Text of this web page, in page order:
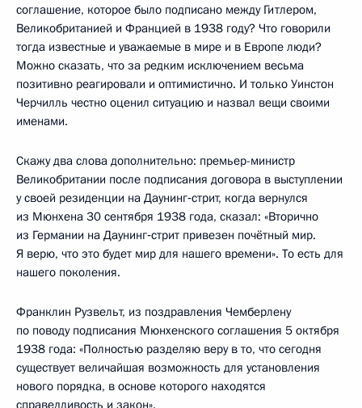
соглашение, которое было подписано между Гитлером,
Великобританией и Францией в 1938 году? Что говорили
тогда известные и уважаемые в мире и в Европе люди?
Можно сказать, что за редким исключением весьма
позитивно реагировали и оптимистично. И только Уинстон
Черчилль честно оценил ситуацию и назвал вещи своими
именами.
Скажу два слова дополнительно: премьер-министр
Великобритании после подписания договора в выступлении
у своей резиденции на Даунинг‑стрит, когда вернулся
из Мюнхена 30 сентября 1938 года, сказал: «Вторично
из Германии на Даунинг‑стрит привезен почётный мир.
Я верю, что это будет мир для нашего времени». То есть для
нашего поколения.
Франклин Рузвельт, из поздравления Чемберлену
по поводу подписания Мюнхенского соглашения 5 октября
1938 года: «Полностью разделяю веру в то, что сегодня
существует величайшая возможность для установления
нового порядка, в основе которого находятся
справедливость и закон».